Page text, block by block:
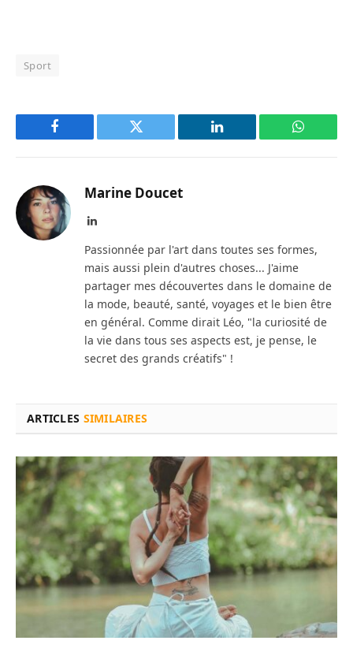
Sport
Facebook Twitter LinkedIn
Marine Doucet
LinkedIn
Passionnée par l'art dans toutes ses formes,
mais aussi plein d'autres choses... J'aime
partager mes découvertes dans le domaine de
la mode, beauté, santé, voyages et le bien être
en général. Comme dirait Léo, "la curiosité de
la vie dans tous ses aspects est, je pense, le
secret des grands créatifs" !
ARTICLES SIMILAIRES